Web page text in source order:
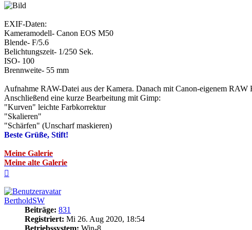
EXIF-Daten:
Kameramodell- Canon EOS M50
Blende- F/5.6
Belichtungszeit- 1/250 Sek.
ISO- 100
Brennweite- 55 mm
Aufnahme RAW-Datei aus der Kamera. Danach mit Canon-eigenem
Anschließend eine kurze Bearbeitung mit Gimp:
"Kurven" leichte Farbkorrektur
"Skalieren"
"Schärfen" (Unscharf maskieren)
Beste Grüße, Stift!
Meine Galerie
Meine alte Galerie
BertholdSW
Beiträge: 831
Registriert: Mi 26. Aug 2020, 18:54